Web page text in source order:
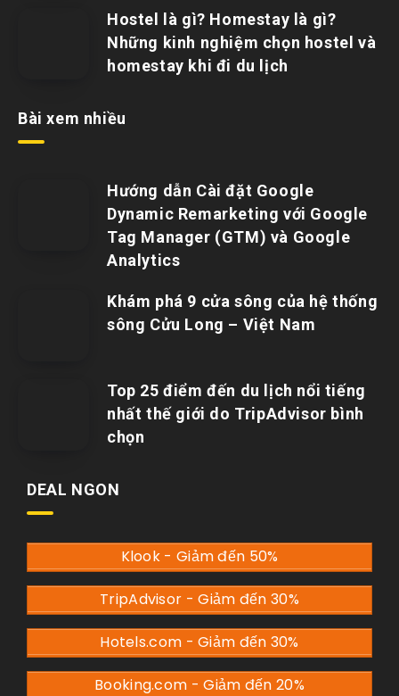
Hostel là gì? Homestay là gì?
Những kinh nghiệm chọn hostel và
homestay khi đi du lịch
Bài xem nhiều
Hướng dẫn Cài đặt Google
Dynamic Remarketing với Google
Tag Manager (GTM) và Google
Analytics
Khám phá 9 cửa sông của hệ thống
sông Cửu Long – Việt Nam
Top 25 điểm đến du lịch nổi tiếng
nhất thế giới do TripAdvisor bình
chọn
DEAL NGON
Klook - Giảm đến 50%
TripAdvisor - Giảm đến 30%
Hotels.com - Giảm đến 30%
Booking.com - Giảm đến 20%